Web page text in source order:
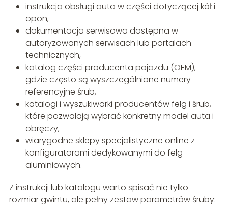
instrukcja obsługi auta w części dotyczącej kół i
opon,
dokumentacja serwisowa dostępna w
autoryzowanych serwisach lub portalach
technicznych,
katalog części producenta pojazdu (OEM),
gdzie często są wyszczególnione numery
referencyjne śrub,
katalogi i wyszukiwarki producentów felg i śrub,
które pozwalają wybrać konkretny model auta i
obręczy,
wiarygodne sklepy specjalistyczne online z
konfiguratorami dedykowanymi do felg
aluminiowych.
Z instrukcji lub katalogu warto spisać nie tylko
rozmiar gwintu, ale pełny zestaw parametrów śruby: